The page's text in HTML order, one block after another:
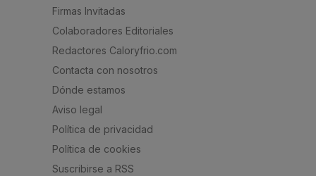
Firmas Invitadas
Colaboradores Editoriales
Redactores Caloryfrio.com
Contacta con nosotros
Dónde estamos
Aviso legal
Política de privacidad
Política de cookies
Suscribirse a RSS